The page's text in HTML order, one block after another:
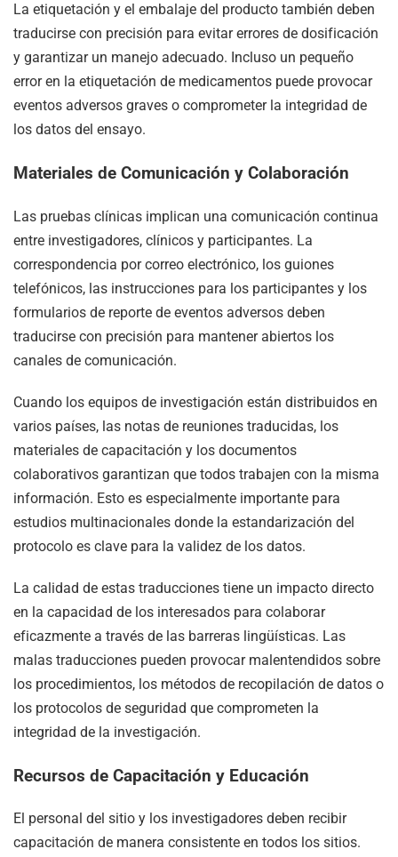
La etiquetación y el embalaje del producto también deben
traducirse con precisión para evitar errores de dosificación
y garantizar un manejo adecuado. Incluso un pequeño
error en la etiquetación de medicamentos puede provocar
eventos adversos graves o comprometer la integridad de
los datos del ensayo.
Materiales de Comunicación y Colaboración
Las pruebas clínicas implican una comunicación continua
entre investigadores, clínicos y participantes. La
correspondencia por correo electrónico, los guiones
telefónicos, las instrucciones para los participantes y los
formularios de reporte de eventos adversos deben
traducirse con precisión para mantener abiertos los
canales de comunicación.
Cuando los equipos de investigación están distribuidos en
varios países, las notas de reuniones traducidas, los
materiales de capacitación y los documentos
colaborativos garantizan que todos trabajen con la misma
información. Esto es especialmente importante para
estudios multinacionales donde la estandarización del
protocolo es clave para la validez de los datos.
La calidad de estas traducciones tiene un impacto directo
en la capacidad de los interesados para colaborar
eficazmente a través de las barreras lingüísticas. Las
malas traducciones pueden provocar malentendidos sobre
los procedimientos, los métodos de recopilación de datos o
los protocolos de seguridad que comprometen la
integridad de la investigación.
Recursos de Capacitación y Educación
El personal del sitio y los investigadores deben recibir
capacitación de manera consistente en todos los sitios.